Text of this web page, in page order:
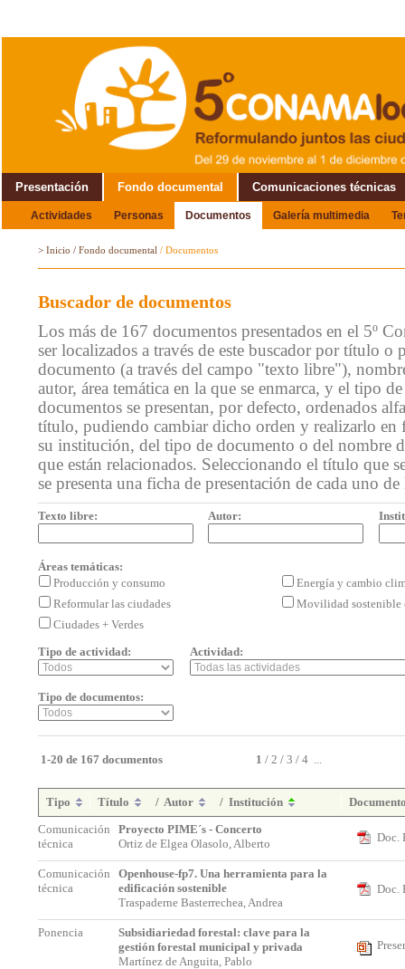
Presentación Fondo documental Comunicaciones técnicas
Actividades Personas Documentos Galería multimedia
Alrededor del Encuentro
> Inicio / Fondo documental / Documentos
Buscador de documentos
Los más de 167 documentos presentados en el 5º
ser localizados a través de este buscador por título o
documento (a través del campo "texto libre"),
autor, área temática en la que se enmarca, y el tipo
documentos se presentan, por defecto, ordenados
título, pudiendo cambiar dicho orden y realizarlo en
su institución, del tipo de documento o del nombre
que están relacionados. Seleccionando el título que
se presenta una ficha de presentación de cada uno
Texto libre: Autor:
Áreas temáticas:
Producción y consumo
Energía y cambio
Reformular las ciudades
Movilidad sostenible
Ciudades + Verdes
Tipo de actividad:
Actividad:
Tipo de documentos:
1-20 de 167 documentos 1 / 2 / 3 / 4 ...
Tipo Título / Autor / Institución
Comunicación
técnica
Proyecto PIME´s - Concerto
Ortiz de Elgea Olasolo, Alberto
Doc.
Comunicación
técnica
Openhouse-fp7. Una herramienta para la
edificación sostenible
Traspaderne Basterrechea, Andrea
Doc.
Ponencia
Subsidiariedad forestal: clave para la
gestión forestal municipal y privada
Martínez de Anguita, Pablo